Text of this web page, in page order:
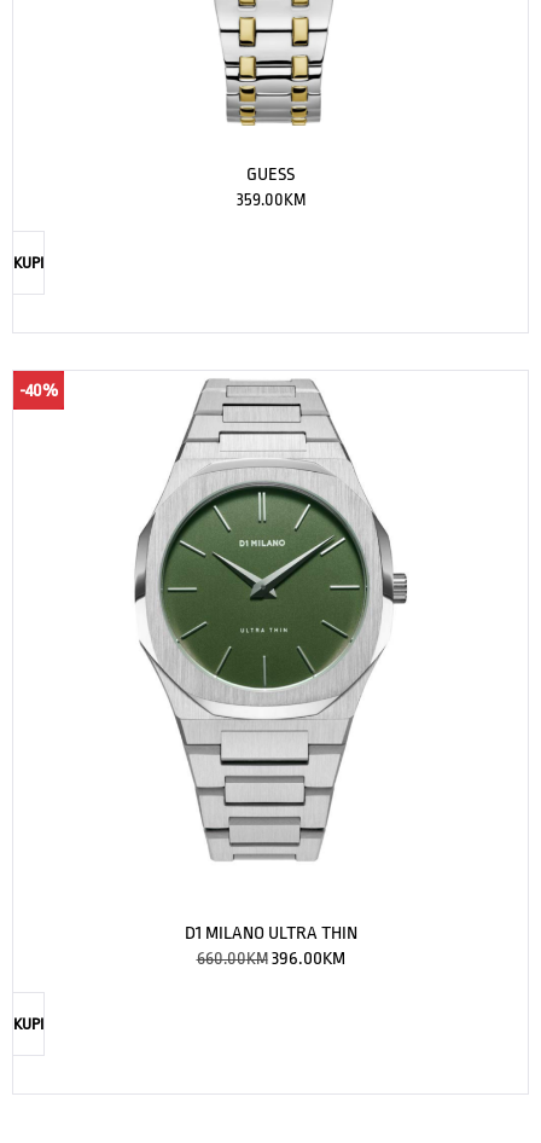
GUESS
359.00KM
KUPI
-40%
D1 MILANO ULTRA THIN
660.00KM 396.00KM
KUPI